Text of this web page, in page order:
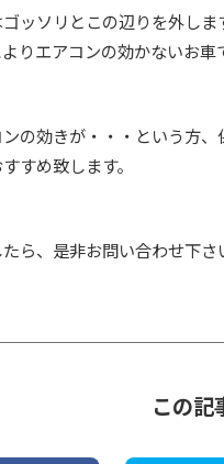
ッソリとこの辺りを外し
りエアコンの効かないお
の効きが・・・という方
すめ致します。
ら、是非お問い合わせ下
この記